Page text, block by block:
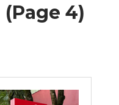
(Page 4)